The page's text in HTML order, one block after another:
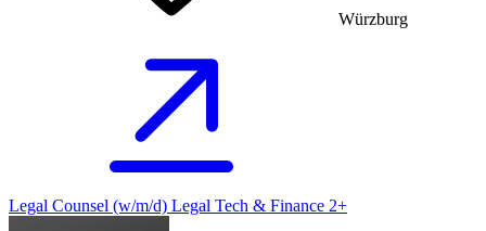
Würzburg
Legal Counsel (w/m/d) Legal Tech & Finance 2+